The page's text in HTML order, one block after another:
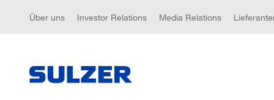
Über uns Investor Relations Media Relations